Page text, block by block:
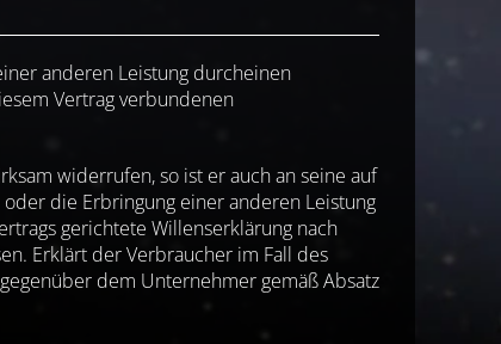
anderen Leistung durcheinen
Vertrag verbundenen
widerrufen, so ist er auch an seine auf
die Erbringung einer anderen Leistung
gerichtete Willenserklärung nach
Erklärt der Verbraucher im Fall des
dem Unternehmer gemäß Absatz